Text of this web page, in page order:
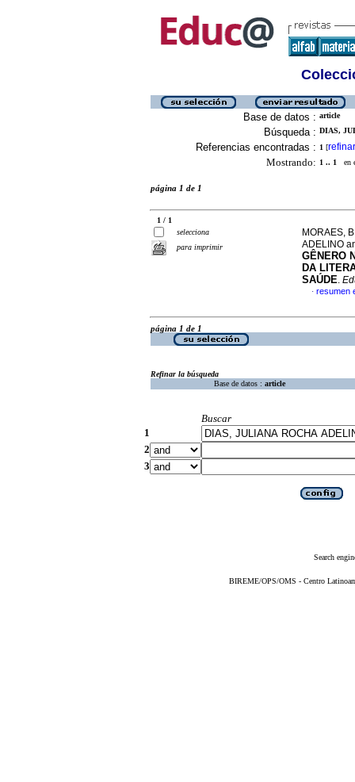
Base de datos : article
Búsqueda : DIAS,
Referencias encontradas : 1 [refinar
Mostrando: 1 .. 1 en
página 1 de 1
1 / 1
selecciona
para imprimir
MORAES,
ADELINO
GÊNERO
DA
SAÚDE.
· resumen
página 1 de 1
Refinar la búsqueda
Base de datos : article
Buscar
1
2
3
Search
BIREME/OPS/OMS - Centro